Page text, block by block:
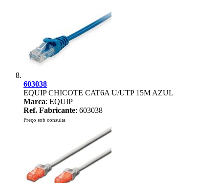
603038
EQUIP CHICOTE CAT6A U/UTP 15M AZUL
Marca: EQUIP
Ref. Fabricante: 603038
Preço sob consulta